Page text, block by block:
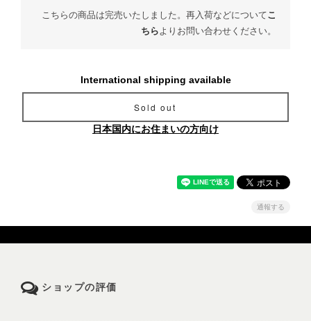
こちらの商品は完売いたしました。再入荷などについてこ
ちらよりお問い合わせください。
International shipping available
Sold out
日本国内にお住まいの方向け
通報する
ショップの評価